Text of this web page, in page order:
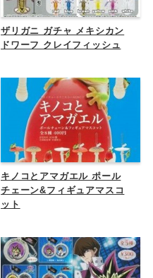
ザリガニ ガチャ メキシカン
ドワーフ クレイフィッシュ
キノコとアマガエル ポール
チェーン&フィギュアマスコ
ット